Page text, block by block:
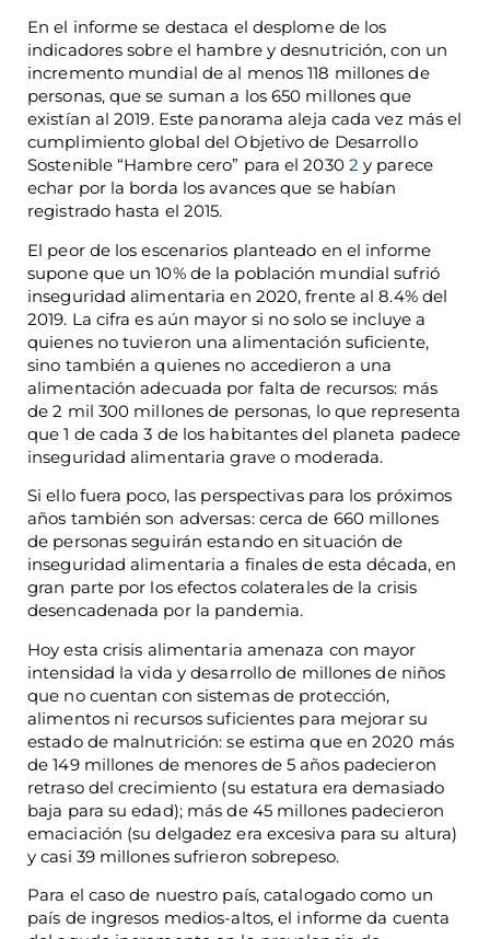
En el informe se destaca el desplome de los
indicadores sobre el hambre y desnutrición, con un
incremento mundial de al menos 118 millones de
personas, que se suman a los 650 millones que
existían al 2019. Este panorama aleja cada vez más el
cumplimiento global del Objetivo de Desarrollo
Sostenible “Hambre cero” para el 2030 2 y parece
echar por la borda los avances que se habían
registrado hasta el 2015.
El peor de los escenarios planteado en el informe
supone que un 10% de la población mundial sufrió
inseguridad alimentaria en 2020, frente al 8.4% del
2019. La cifra es aún mayor si no solo se incluye a
quienes no tuvieron una alimentación suficiente,
sino también a quienes no accedieron a una
alimentación adecuada por falta de recursos: más
de 2 mil 300 millones de personas, lo que representa
que 1 de cada 3 de los habitantes del planeta padece
inseguridad alimentaria grave o moderada.
Si ello fuera poco, las perspectivas para los próximos
años también son adversas: cerca de 660 millones
de personas seguirán estando en situación de
inseguridad alimentaria a finales de esta década, en
gran parte por los efectos colaterales de la crisis
desencadenada por la pandemia.
Hoy esta crisis alimentaria amenaza con mayor
intensidad la vida y desarrollo de millones de niños
que no cuentan con sistemas de protección,
alimentos ni recursos suficientes para mejorar su
estado de malnutrición: se estima que en 2020 más
de 149 millones de menores de 5 años padecieron
retraso del crecimiento (su estatura era demasiado
baja para su edad); más de 45 millones padecieron
emaciación (su delgadez era excesiva para su altura)
y casi 39 millones sufrieron sobrepeso.
Para el caso de nuestro país, catalogado como un
país de ingresos medios-altos, el informe da cuenta